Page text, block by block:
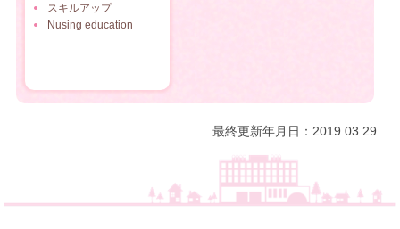
スキルアップ
Nusing education
最終更新年月日：2019.03.29